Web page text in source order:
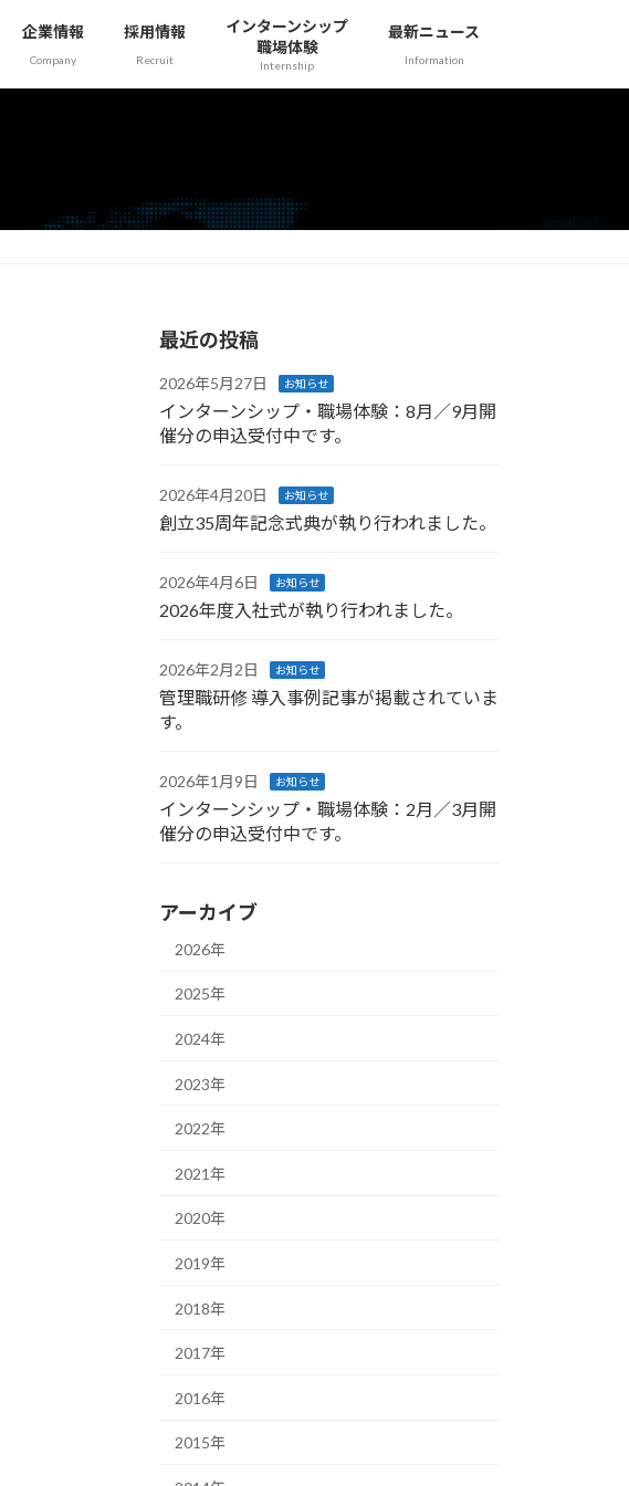
企業情報
Company
採用情報
Recruit
インターンシップ
職場体験
Internship
最新ニュース
Information
最近の投稿
2026年5月27日 お知らせ
インターンシップ・職場体験：8月／9月開
催分の申込受付中です。
2026年4月20日 お知らせ
創立35周年記念式典が執り行われました。
2026年4月6日 お知らせ
2026年度入社式が執り行われました。
2026年2月2日 お知らせ
管理職研修 導入事例記事が掲載されていま
す。
2026年1月9日 お知らせ
インターンシップ・職場体験：2月／3月開
催分の申込受付中です。
アーカイブ
2026年
2025年
2024年
2023年
2022年
2021年
2020年
2019年
2018年
2017年
2016年
2015年